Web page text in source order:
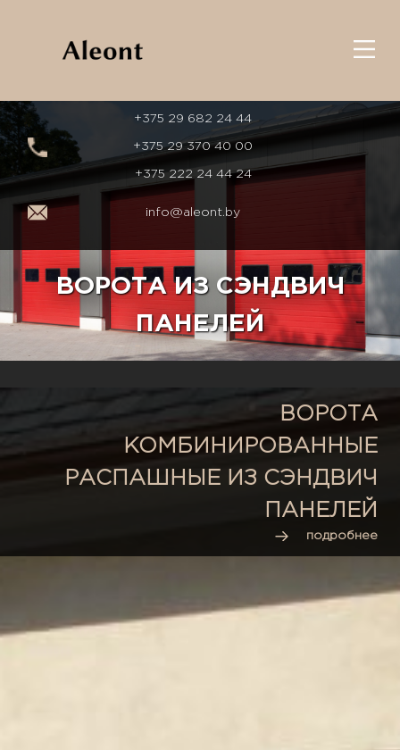
+375 29 682 24 44
+375 29 370 40 00
+375 222 24 44 24
info@aleont.by
ВОРОТА ИЗ СЭНДВИЧ
ПАНЕЛЕЙ
ВОРОТА
КОМБИНИРОВАННЫЕ
РАСПАШНЫЕ ИЗ СЭНДВИЧ
ПАНЕЛЕЙ
подробнее